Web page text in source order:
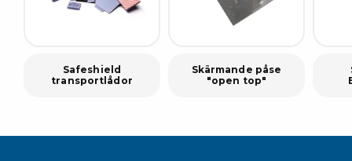
Safeshield
transportlådor
Skärmande påse
"open top"